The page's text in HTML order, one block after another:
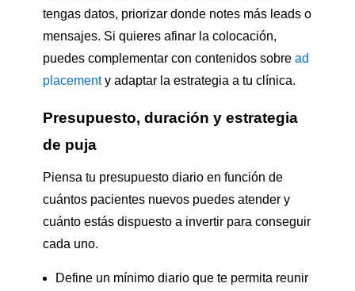
tengas datos, priorizar donde notes más leads o
mensajes. Si quieres afinar la colocación,
puedes complementar con contenidos sobre ad
placementy adaptar la estrategia a tu clínica.
Presupuesto, duración y estrategia
de puja
Piensa tu presupuesto diario en función de
cuántos pacientes nuevos puedes atender y
cuánto estás dispuesto a invertir para conseguir
cada uno.
Define un mínimo diario que te permita reunir